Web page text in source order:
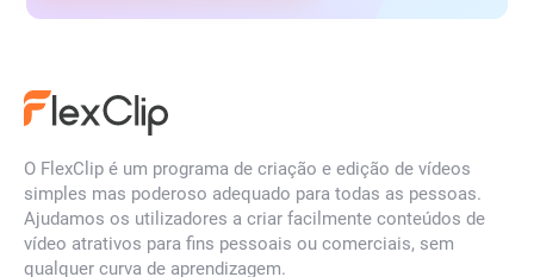
O FlexClip é um programa de criação e edição de vídeos
simples mas poderoso adequado para todas as pessoas.
Ajudamos os utilizadores a criar facilmente conteúdos de
vídeo atrativos para fins pessoais ou comerciais, sem
qualquer curva de aprendizagem.